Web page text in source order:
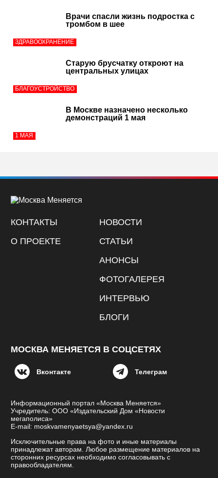
ЗДРАВООХРАНЕНИЕ
Врачи спасли жизнь подростка с
тромбом в шее
БЛАГОУСТРОЙСТВО
Старую брусчатку откроют на
центральных улицах
1 МАЯ
В Москве назначено несколько
демонстраций 1 мая
КОНТАКТЫ
О ПРОЕКТЕ
НОВОСТИ
СТАТЬИ
АНОНСЫ
ФОТОГАЛЕРЕЯ
ИНТЕРВЬЮ
БЛОГИ
МОСКВА МЕНЯЕТСЯ В СОЦСЕТЯХ
Вконтакте Телеграм
Информационный портал «Москва Меняется»
Учредитель: ООО «Издательский Дом «Новости
мегаполиса»
E-mail: moskvamenyaetsya@yandex.ru
Исключительные права на фото и иные материалы
принадлежат авторам. Любое размещение материалов на
сторонних ресурсах необходимо согласовывать с
правообладателям.